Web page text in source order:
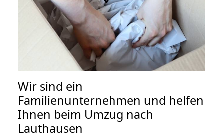
Wir sind ein
Familienunternehmen und helfen
Ihnen beim Umzug nach
Lauthausen